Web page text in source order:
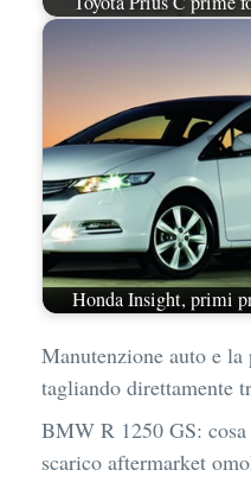
Honda Insight, primi
Manutenzione auto e
tagliando direttamente
BMW R 1250 GS:
scarico aftermarket